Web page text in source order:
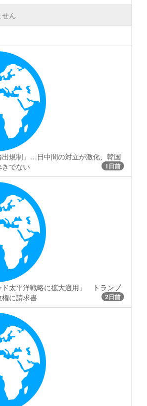
ん
出規制」…日中間の対立が激化、韓国
でない
1日前
ド太平洋戦略に拡大適用」 トランプ
に請求書
2日前